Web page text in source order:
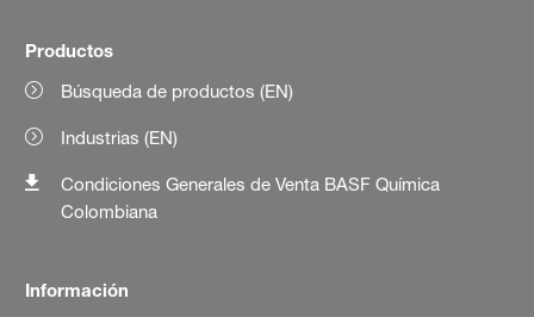
Productos
Búsqueda de productos (EN)
Industrias (EN)
Condiciones Generales de Venta BASF Química
Colombiana
Información